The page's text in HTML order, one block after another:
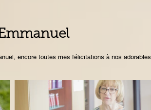
encore toutes mes félicitations à nos adorables